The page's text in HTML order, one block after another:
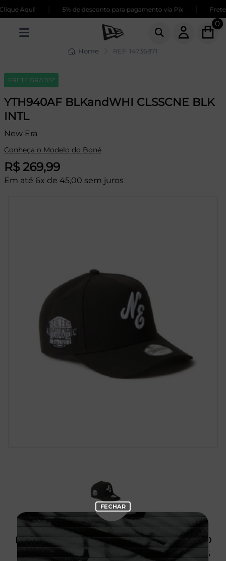
Aqui! 5% de desconto para pagamento via Pix Frete
0
Home REF: 14736871
FRETE GRÁTIS*
YTH940AF BLKandWHI CLSSCNE BLK
INTL
New Era
Conheça o Modelo do Boné
R$ 269,99
Em até 6x de 45,00 sem juros
PRODUTO SEM ESTOQUE DÍSPONÍVEL NO
SITE, CONSULTE A DISPONIBILIDADE NAS